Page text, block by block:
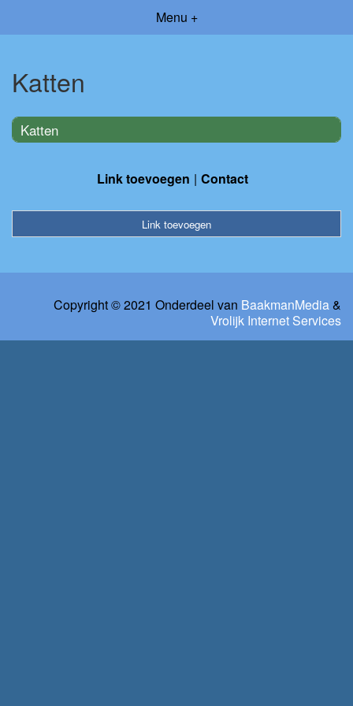
Menu +
Katten
Katten
Link toevoegen Contact
Link toevoegen
Copyright © 2021 Onderdeel van BaakmanMedia&
Vrolijk Internet Services